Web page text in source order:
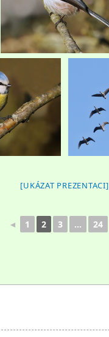
[UKÁZAT PREZENTACI]
◄ 1 2 3 ... 24